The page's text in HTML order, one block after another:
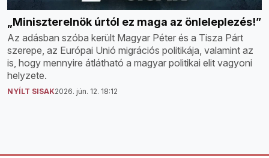
„Miniszterelnök úrtól ez maga az önleleplezés!”
Az adásban szóba került Magyar Péter és a Tisza Párt
szerepe, az Európai Unió migrációs politikája, valamint az
is, hogy mennyire átlátható a magyar politikai elit vagyoni
helyzete.
NYÍLT SISAK2026. jún. 12. 18:12